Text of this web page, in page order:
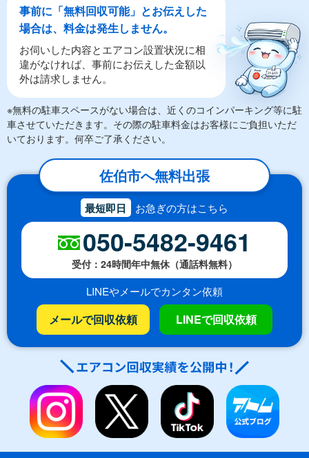
事前に「無料回収可能」とお伝えした
場合は、料金は発生しません。
お伺いした内容とエアコン設置状況に相
違がなければ、事前にお伝えした金額以
外は請求しません。
※無料の駐車スペースがない場合は、近くのコインパーキング等に駐
車させていただきます。その際の駐車料金はお客様にご負担いただ
いております。何卒ご了承ください。
佐伯市へ無料出張
最短即日 お急ぎの方はこちら
050-5482-9461
受付：24時間年中無休（通話料無料）
LINEやメールでカンタン依頼
メールで回収依頼 LINEで回収依頼